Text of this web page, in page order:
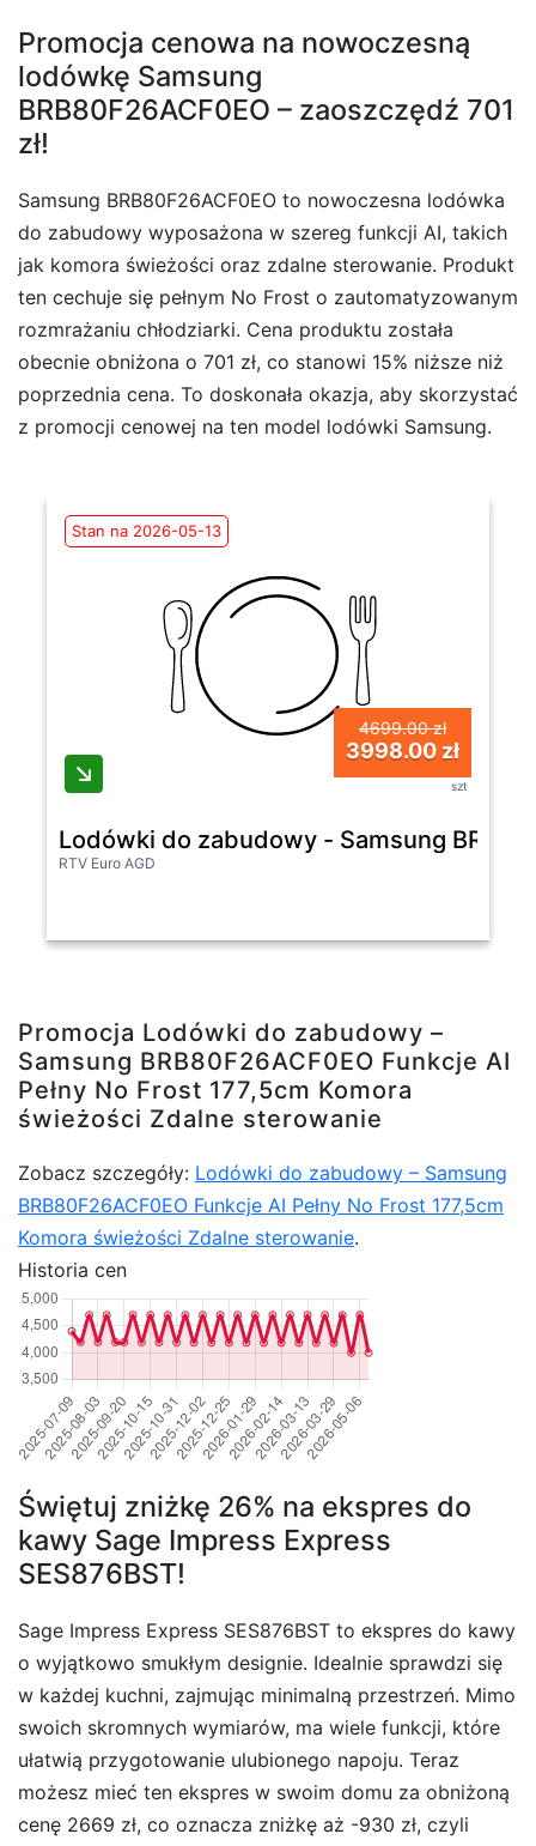
Promocja cenowa na nowoczesną
lodówkę Samsung
BRB80F26ACF0EO – zaoszczędź 701
zł!
Samsung BRB80F26ACF0EO to nowoczesna lodówka
do zabudowy wyposażona w szereg funkcji AI, takich
jak komora świeżości oraz zdalne sterowanie. Produkt
ten cechuje się pełnym No Frost o zautomatyzowanym
rozmrażaniu chłodziarki. Cena produktu została
obecnie obniżona o 701 zł, co stanowi 15% niższe niż
poprzednia cena. To doskonała okazja, aby skorzystać
z promocji cenowej na ten model lodówki Samsung.
Stan na 2026-05-13
4699.00 zł
3998.00 zł
szt
Lodówki do zabudowy - Samsung
RTV Euro AGD
Promocja Lodówki do zabudowy –
Samsung BRB80F26ACF0EO Funkcje AI
Pełny No Frost 177,5cm Komora
świeżości Zdalne sterowanie
Zobacz szczegóły: Lodówki do zabudowy – Samsung
BRB80F26ACF0EO Funkcje AI Pełny No Frost 177,5cm
Komora świeżości Zdalne sterowanie.
Historia cen
Świętuj zniżkę 26% na ekspres do
kawy Sage Impress Express
SES876BST!
Sage Impress Express SES876BST to ekspres do kawy
o wyjątkowo smukłym designie. Idealnie sprawdzi się
w każdej kuchni, zajmując minimalną przestrzeń. Mimo
swoich skromnych wymiarów, ma wiele funkcji, które
ułatwią przygotowanie ulubionego napoju. Teraz
możesz mieć ten ekspres w swoim domu za obniżoną
cenę 2669 zł, co oznacza zniżkę aż -930 zł, czyli